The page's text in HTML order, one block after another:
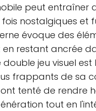
peut entraîner
nostalgiques et
évoque des
restant ancrée
jeu visuel est
frappants de sa
ont tenté de rendre
tout en